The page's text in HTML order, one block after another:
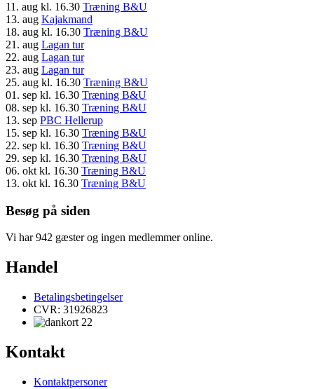
11. aug kl. 16.30 Træning B&U
13. aug Kajakmand
18. aug kl. 16.30 Træning B&U
21. aug Lagan tur
22. aug Lagan tur
23. aug Lagan tur
25. aug kl. 16.30 Træning B&U
01. sep kl. 16.30 Træning B&U
08. sep kl. 16.30 Træning B&U
13. sep PBC Hellerup
15. sep kl. 16.30 Træning B&U
22. sep kl. 16.30 Træning B&U
29. sep kl. 16.30 Træning B&U
06. okt kl. 16.30 Træning B&U
13. okt kl. 16.30 Træning B&U
Besøg på siden
Vi har 942 gæster og ingen medlemmer online.
Handel
Betalingsbetingelser
CVR: 31926823
Kontakt
Kontaktpersoner